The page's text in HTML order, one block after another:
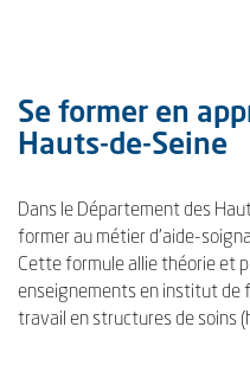
Se former en
Hauts-de-Seine
Dans le Département des
former au métier d'aide-
Cette formule allie théorie et
enseignements en institut de
travail en structures de soins